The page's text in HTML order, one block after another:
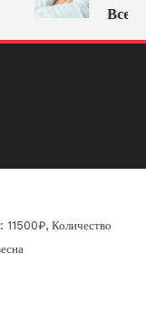
11500₽, Количество